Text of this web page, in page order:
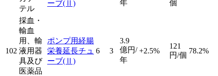
テル
ーブ(Ⅱ) 年 個
102
採血・
輸血
用、輸
液用器
具及び
医薬品
ポンプ用経腸
栄養延長チュ
ーブ(Ⅱ)
6 3
3.9
億円/
年
+2.5%
121
円/個
78.2%